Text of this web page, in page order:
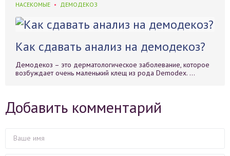
НАСЕКОМЫЕ ДЕМОДЕКОЗ
Как сдавать анализ на демодекоз?
Демодекоз – это дерматологическое заболевание, которое
возбуждает очень маленький клещ из рода Demodex. ...
Добавить комментарий